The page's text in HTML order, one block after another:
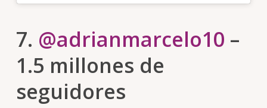
7. @adrianmarcelo10 –
1.5 millones de
seguidores